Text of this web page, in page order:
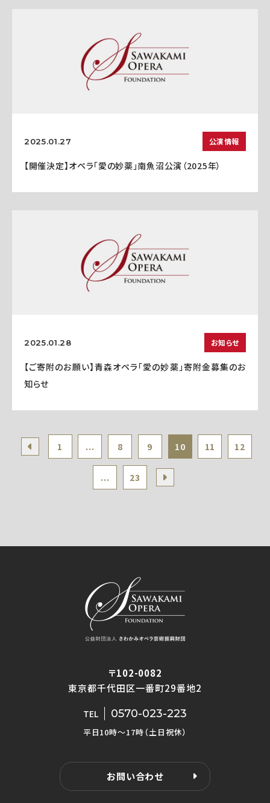
2025.01.27 公演情報
【開催決定】オペラ「愛の妙薬」南魚沼公演（2025年）
2025.01.28 お知らせ
【ご寄附のお願い】青森オペラ「愛の妙薬」寄附金募集のお
知らせ
1 ... 8 9 10 11 12
... 23
〒102-0082
東京都千代田区一番町29番地2
TEL 0570-023-223
平日10時〜17時（土日祝休）
お問い合わせ